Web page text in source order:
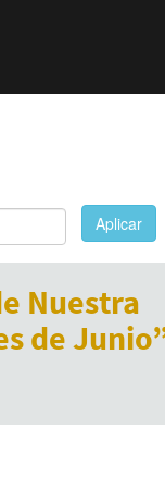
Aplicar
Nuestra
de